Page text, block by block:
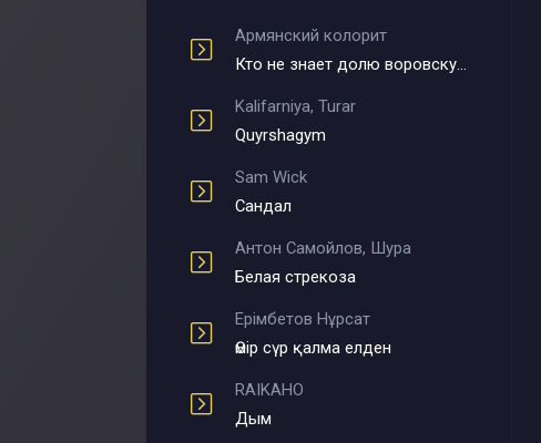
Армянский колорит
Кто не знает долю воровскую
Kalifarniya, Turar
Quyrshagym
Sam Wick
Сандал
Антон Самойлов, Шура
Белая стрекоза
Ерімбетов Нұрсат
Өмір сүр қалма елден
RAIKAHO
Дым